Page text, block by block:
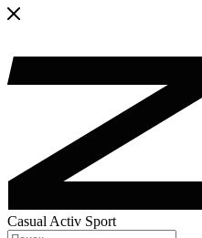
Casual Activ Sport